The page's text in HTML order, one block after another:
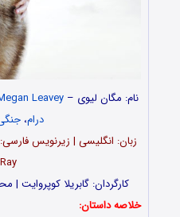
نام: مگان لیوی – Leavey
درام،
کارگردان: گابریلا کوپروایت |
خلاصه داستان: